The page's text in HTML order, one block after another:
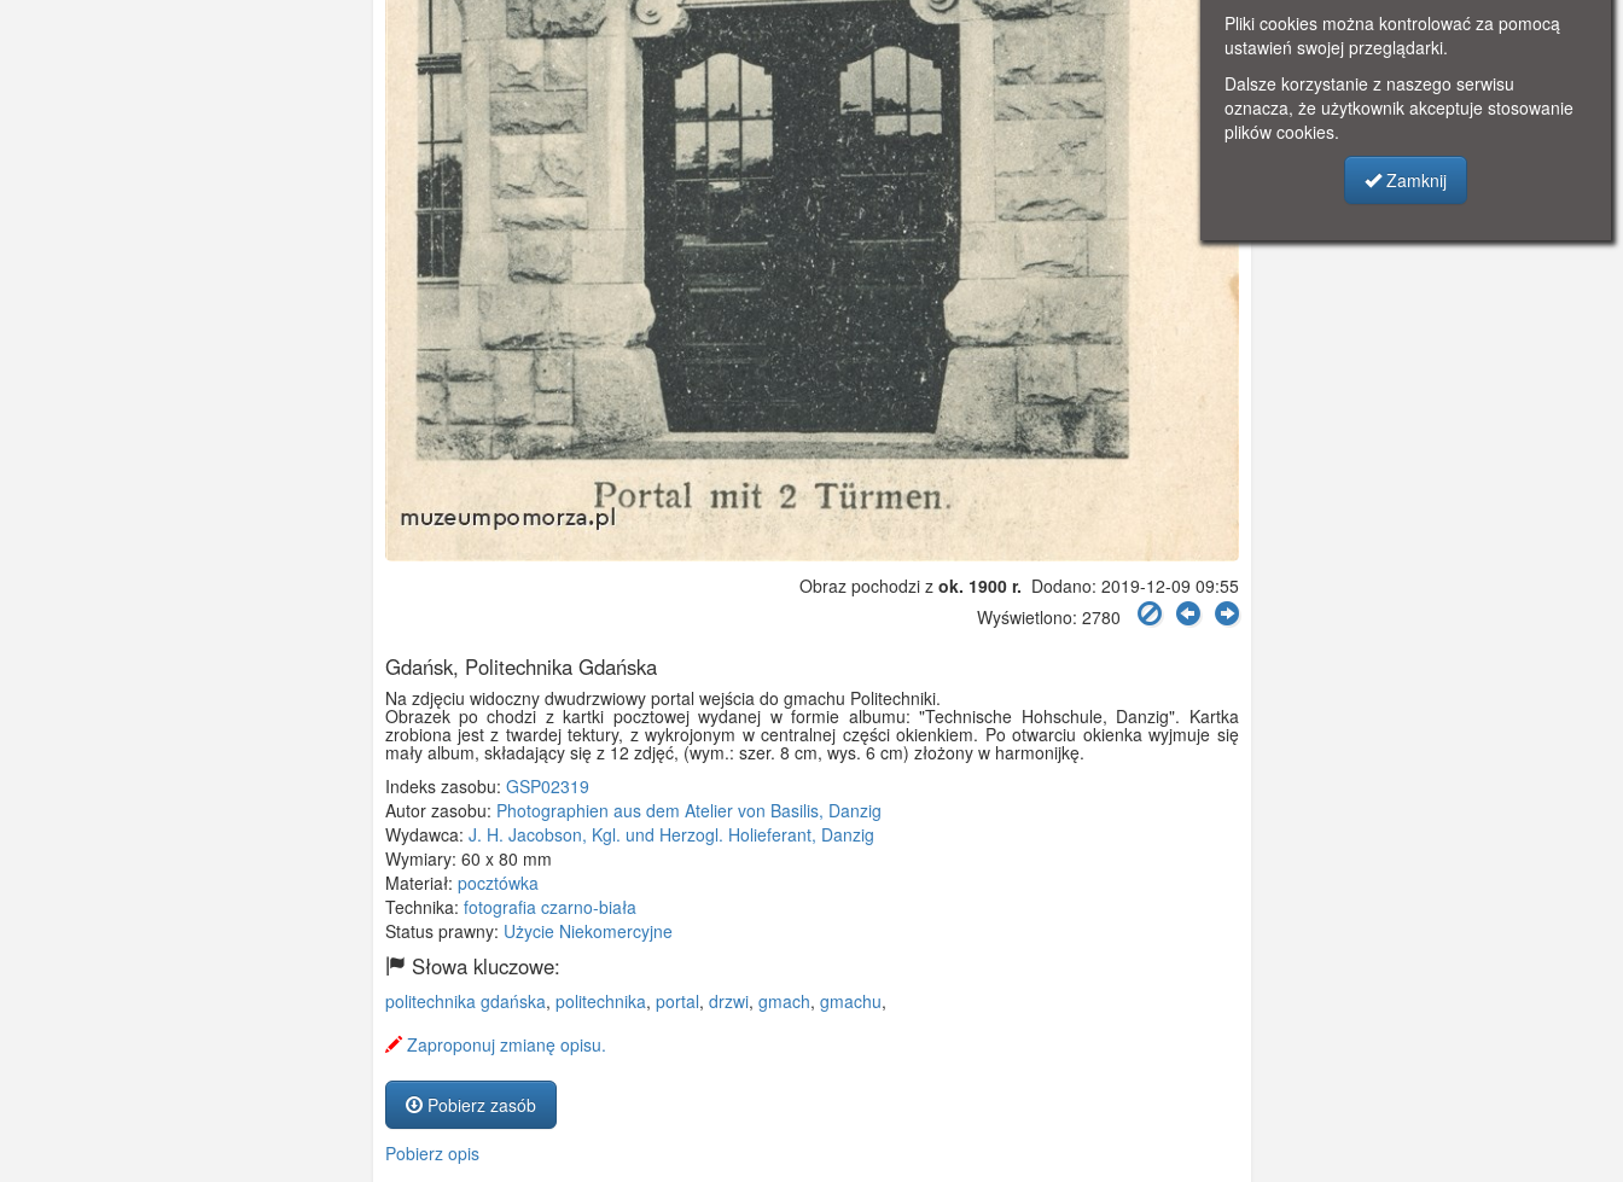
Obraz pochodzi z ok. 1900 r. Dodano: 2019-12-09 09:55
Wyświetlono: 2780
Gdańsk, Politechnika Gdańska
Na zdjęciu widoczny dwudrzwiowy portal wejścia do gmachu Politechniki.
Obrazek po chodzi z kartki pocztowej wydanej w formie albumu: "Technische Hohschule, Danzig". Kartka
zrobiona jest z twardej tektury, z wykrojonym w centralnej części okienkiem. Po otwarciu okienka wyjmuje się
mały album, składający się z 12 zdjęć, (wym.: szer. 8 cm, wys. 6 cm) złożony w harmonijkę.
Indeks zasobu: GSP02319
Autor zasobu: Photographien aus dem Atelier von Basilis, Danzig
Wydawca: J. H. Jacobson, Kgl. und Herzogl. Holieferant, Danzig
Wymiary: 60 x 80 mm
Materiał: pocztówka
Technika: fotografia czarno-biała
Status prawny: Użycie Niekomercyjne
Słowa kluczowe:
politechnika gdańska, politechnika, portal, drzwi, gmach, gmachu,
Zaproponuj zmianę opisu.
Pobierz zasób
Pobierz opis
Pliki cookies można kontrolować za pomocą
ustawień swojej przeglądarki.
Dalsze korzystanie z naszego serwisu
oznacza, że użytkownik akceptuje stosowanie
plików cookies.
Zamknij